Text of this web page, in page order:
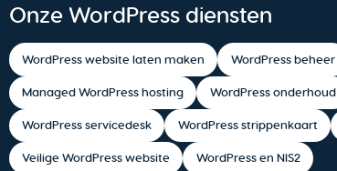
Onze WordPress diensten
WordPress website laten maken WordPress beheer
Managed WordPress hosting WordPress onderhoud
WordPress servicedesk WordPress strippenkaart
Veilige WordPress website WordPress en NIS2